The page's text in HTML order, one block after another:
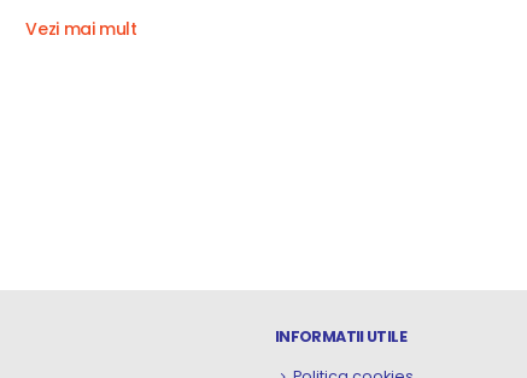
Vezi mai mult
INFORMATII UTILE